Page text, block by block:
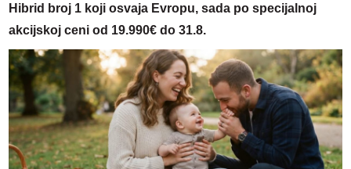
Hibrid broj 1 koji osvaja Evropu, sada po specijalnoj
akcijskoj ceni od 19.990€ do 31.8.